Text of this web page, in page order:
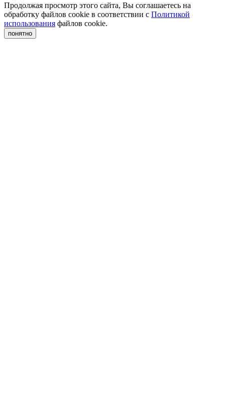
Продолжая просмотр этого сайта, Вы соглашаетесь на
обработку файлов cookie в соответствии с Политикой
использования файлов cookie.
понятно